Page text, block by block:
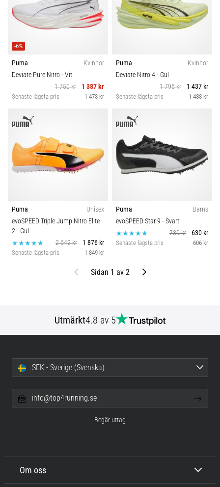
-6%
Puma
Kvinnor
Deviate Pure Nitro- Vit
1 750 kr
1 387 kr
Senaste lägsta pris 1 473 kr
Puma
Kvinnor
Deviate Nitro 4- Gul
1 796 kr
1 437 kr
Senaste lägsta pris 1 438 kr
Puma
Unisex
evoSPEED Triple Jump Nitro Elite
2- Gul
2 642 kr
1 876 kr
Senaste lägsta pris 1 849 kr
Puma
Barns
evoSPEED Star 9 - Svart
739 kr
630 kr
Senaste lägsta pris 606 kr
Föregående
Sidan 1 av 2 Nästa
Utmärkt4.8 av 5
Om oss
SEK - Sverige (Svenska)
info@top4running.se
Begär uttag